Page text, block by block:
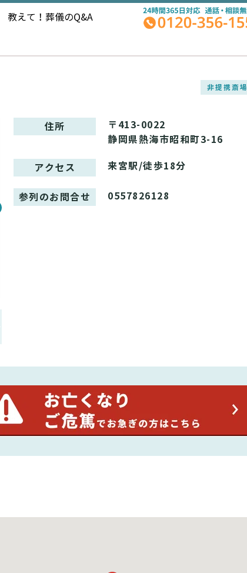
教えて！ 葬儀のQ&A
非提携斎場
住所
〒413-0022
静岡県熱海市昭和町3-16
アクセス 来宮駅/徒歩18分
参列のお問合せ 0557826128